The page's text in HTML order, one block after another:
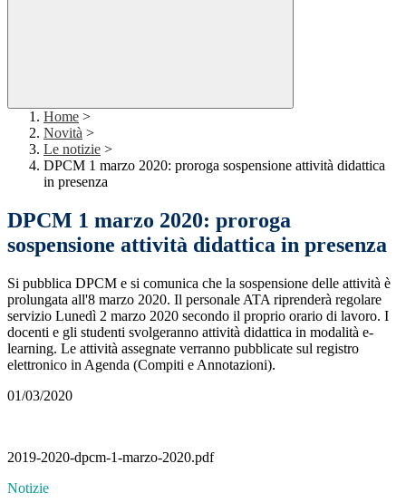
Home >
Novità >
Le notizie >
DPCM 1 marzo 2020: proroga sospensione attività didattica
in presenza
DPCM 1 marzo 2020: proroga
sospensione attività didattica in presenza
Si pubblica DPCM e si comunica che la sospensione delle attività è
prolungata all'8 marzo 2020. Il personale ATA riprenderà regolare
servizio Lunedì 2 marzo 2020 secondo il proprio orario di lavoro. I
docenti e gli studenti svolgeranno attività didattica in modalità e-
learning. Le attività assegnate verranno pubblicate sul registro
elettronico in Agenda (Compiti e Annotazioni).
01/03/2020
2019-2020-dpcm-1-marzo-2020.pdf
Notizie